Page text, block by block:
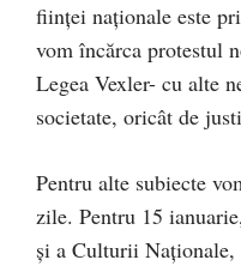
ființei naționale este
vom încărca protestul
Legea Vexler- cu alte
societate, oricât de
Pentru alte subiecte
zile. Pentru 15
și a Culturii